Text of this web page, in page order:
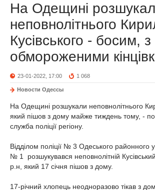
На Одещині
неповнолітнього
Кусівського - босим, з
обмороженими
23-01-2022, 17:00 1 068
Новости Одессы
На Одещині розшукали неповнолітнього
який пішов з дому майже тиждень тому, -
служба поліції регіону.
Відділом поліції № 3 Одеського районного
№ 1 розшукувався неповнолітній
р.н, який 17 січня пішов з дому.
17-річний хлопець неодноразово тікав з